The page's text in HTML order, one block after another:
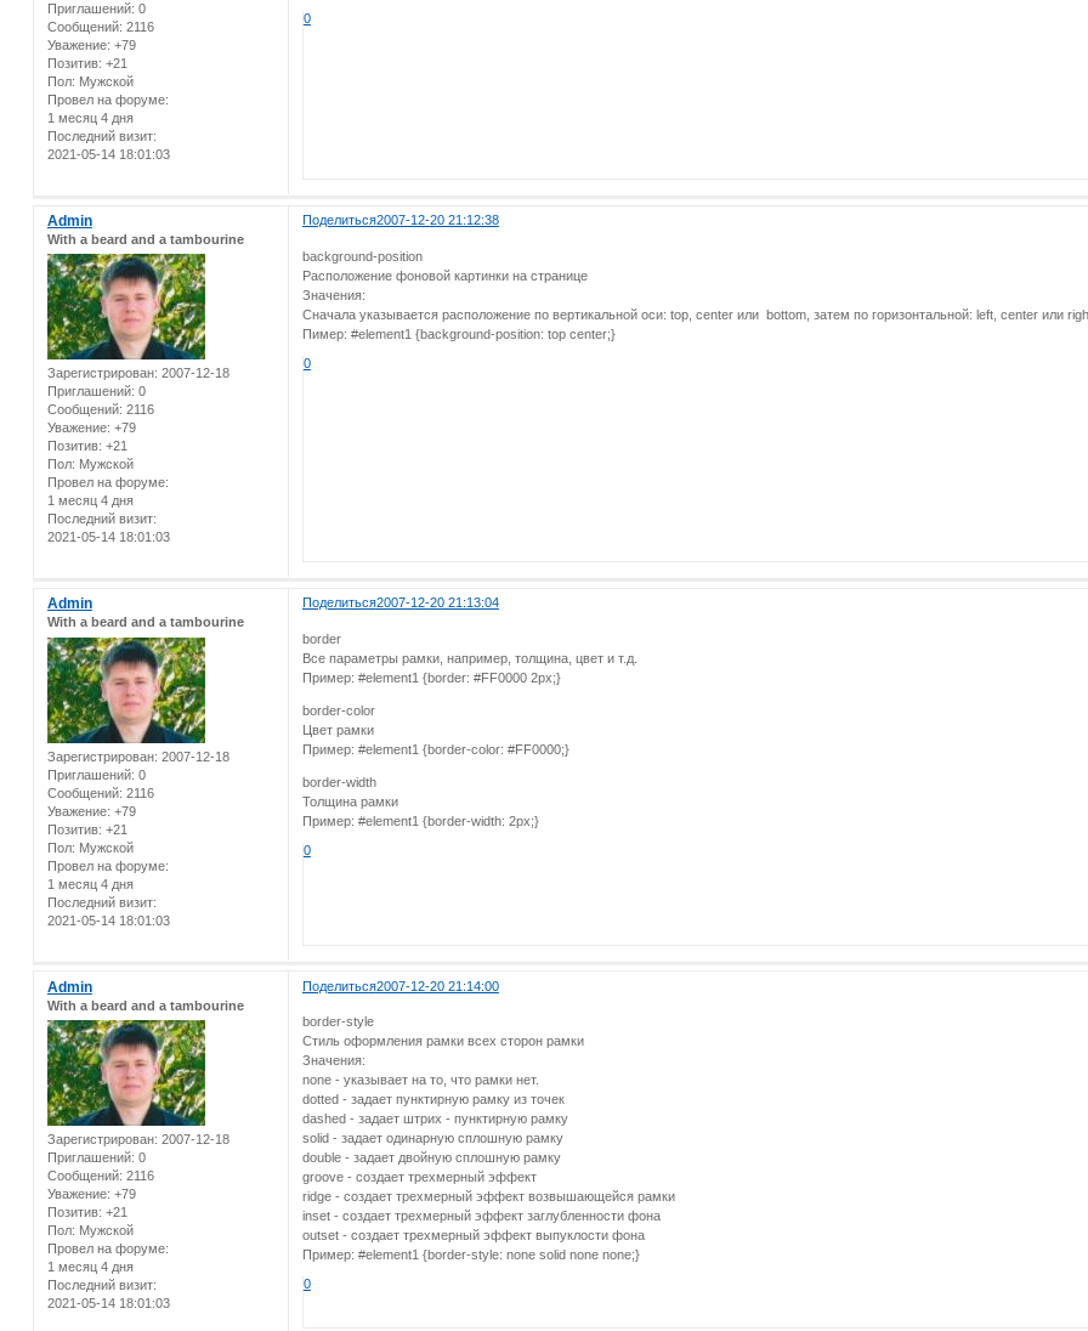
Приглашений: 0
Сообщений: 2116
Уважение: +79
Позитив: +21
Пол: Мужской
Провел на форуме:
1 месяц 4 дня
Последний визит:
2021-05-14 18:01:03
0
Поделиться2007-12-20 21:12:38
Admin
With a beard and a tambourine
Зарегистрирован: 2007-12-18
Приглашений: 0
Сообщений: 2116
Уважение: +79
Позитив: +21
Пол: Мужской
Провел на форуме:
1 месяц 4 дня
Последний визит:
2021-05-14 18:01:03
background-position
Расположение фоновой картинки на странице
Значения:
Сначала указывается расположение по вертикальной оси: top, center или bottom, затем по горизонтальной: left, center или
Пимер: #element1 {background-position: top center;}
0
Поделиться2007-12-20 21:13:04
Admin
With a beard and a tambourine
Зарегистрирован: 2007-12-18
Приглашений: 0
Сообщений: 2116
Уважение: +79
Позитив: +21
Пол: Мужской
Провел на форуме:
1 месяц 4 дня
Последний визит:
2021-05-14 18:01:03
border
Все параметры рамки, например, толщина, цвет и т.д.
Пример: #element1 {border: #FF0000 2px;}
border-color
Цвет рамки
Пример: #element1 {border-color: #FF0000;}
border-width
Толщина рамки
Пример: #element1 {border-width: 2px;}
0
Поделиться2007-12-20 21:14:00
Admin
With a beard and a tambourine
Зарегистрирован: 2007-12-18
Приглашений: 0
Сообщений: 2116
Уважение: +79
Позитив: +21
Пол: Мужской
Провел на форуме:
1 месяц 4 дня
Последний визит:
2021-05-14 18:01:03
border-style
Стиль оформления рамки всех сторон рамки
Значения:
none - указывает на то, что рамки нет.
dotted - задает пунктирную рамку из точек
dashed - задает штрих - пунктирную рамку
solid - задает одинарную сплошную рамку
double - задает двойную сплошную рамку
groove - создает трехмерный эффект
ridge - создает трехмерный эффект возвышающейся рамки
inset - создает трехмерный эффект заглубленности фона
outset - создает трехмерный эффект выпуклости фона
Пример: #element1 {border-style: none solid none none;}
0